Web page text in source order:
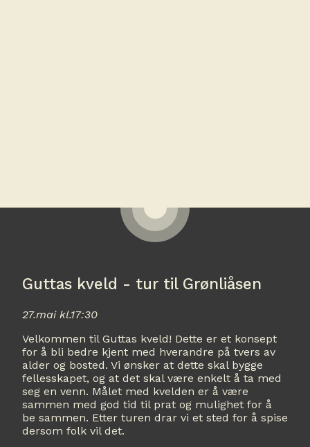
Guttas kveld - tur til Grønliåsen
27.mai kl.17:30
Velkommen til Guttas kveld! Dette er et konsept
for å bli bedre kjent med hverandre på tvers av
alder og bosted. Vi ønsker at dette skal bygge
fellesskapet, og at det skal være enkelt å ta med
seg en venn. Målet med kvelden er å være
sammen med god tid til prat og mulighet for å
be sammen. Etter turen drar vi et sted for å spise
dersom folk vil det.